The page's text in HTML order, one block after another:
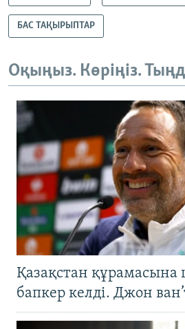
БАС ТАҚЫРЫПТАР
Оқыңыз. Көріңіз.
Қазақстан құрамасына
бапкер келді. Джон